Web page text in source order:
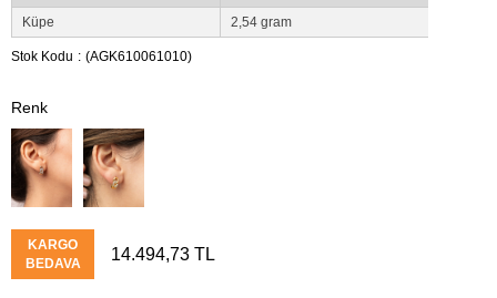
Küpe
2,54 gram
Stok Kodu (AGK610061010)
KARGO
BEDAVA
14.494,73 TL